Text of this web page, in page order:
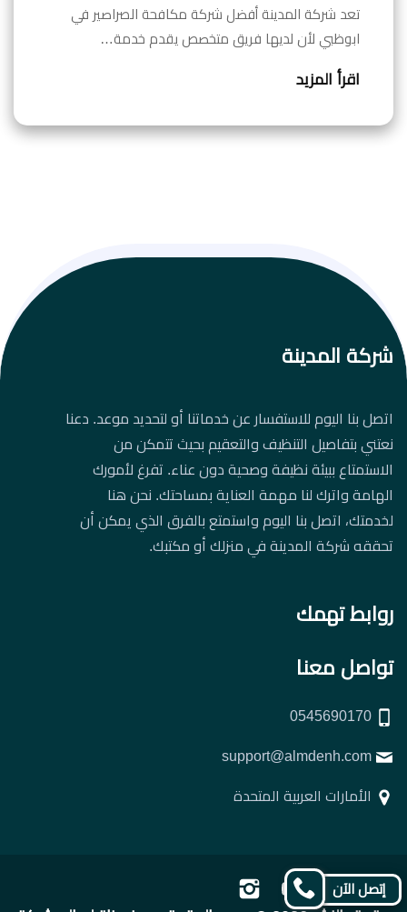
تعد شركة المدينة أفضل شركة مكافحة الصراصير في
ابوظبي لأن لديها فريق متخصص يقدم خدمة…
اقرأ المزيد
شركة المدينة
اتصل بنا اليوم للاستفسار عن خدماتنا أو لتحديد موعد. دعنا
نعتني بتفاصيل التنظيف والتعقيم بحيث تتمكن من
الاستمتاع ببيئة نظيفة وصحية دون عناء. تفرغ لأمورك
الهامة واترك لنا مهمة العناية بمساحتك. نحن هنا
لخدمتك، اتصل بنا اليوم واستمتع بالفرق الذي يمكن أن
تحققه شركة المدينة في منزلك أو مكتبك.
روابط تهمك
تواصل معنا
الأمارات العربية المتحدة
تابعنا
تابعنا
تابعنا
إتصل الآن